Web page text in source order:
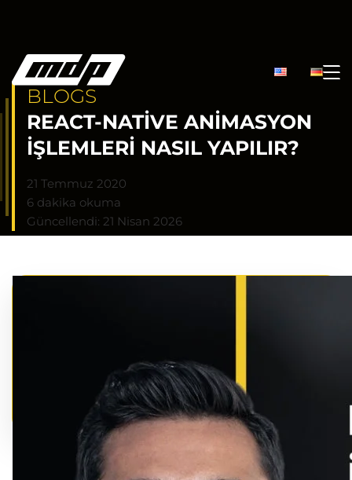
BLOGS
REACT-NATIVE ANIMASYON
İŞLEMLERI NASIL YAPILIR?
21 Temmuz 2020
6 dakika okuma
Güncellendi: 21 Nisan 2026